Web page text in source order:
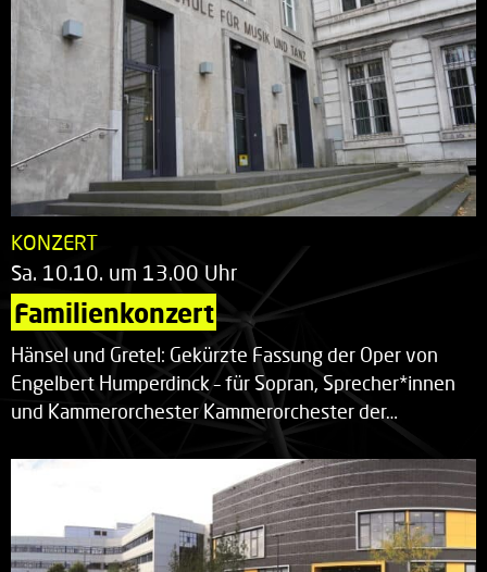
KONZERT
Sa. 10.10. um 13.00 Uhr
Familienkonzert
Hänsel und Gretel: Gekürzte Fassung der Oper von
Engelbert Humperdinck – für Sopran, Sprecher*innen
und Kammerorchester Kammerorchester der…